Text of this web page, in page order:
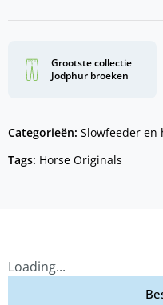
Grootste collectie
Jodphur broeken
Categorieën: Slowfeeder en
Tags: Horse Originals
Loading...